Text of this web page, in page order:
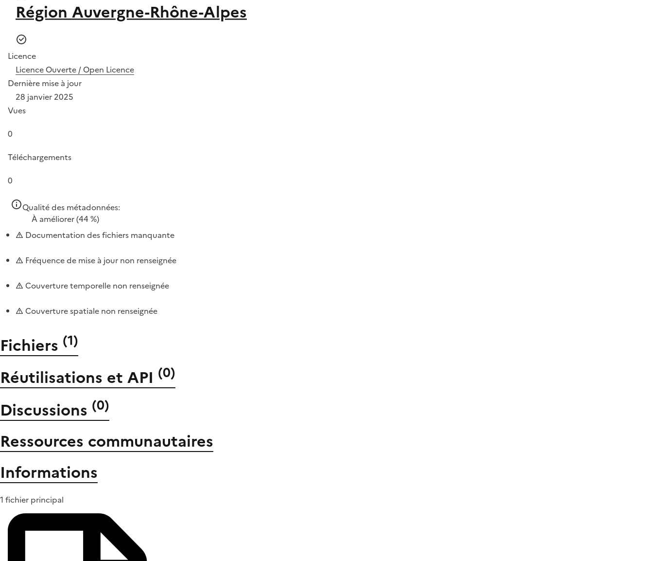
Région Auvergne-Rhône-Alpes
Licence
Licence Ouverte / Open Licence
Dernière mise à jour
28 janvier 2025
Vues
0
Téléchargements
0
Qualité des métadonnées:
À améliorer(44 %)
Documentation des fichiers manquante
Fréquence de mise à jour non renseignée
Couverture temporelle non renseignée
Couverture spatiale non renseignée
Fichiers (1)
Réutilisations et API (0)
Discussions (0)
Ressources communautaires
Informations
1 fichier principal